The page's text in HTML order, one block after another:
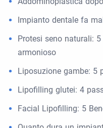
Impianto dentale fa
Protesi seno naturali:
armonioso
Liposuzione gambe: 5
Lipofilling glutei: 4
Facial Lipofilling: 5